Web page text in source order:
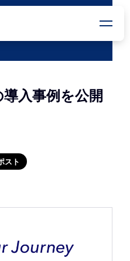
入事例を公開
スト